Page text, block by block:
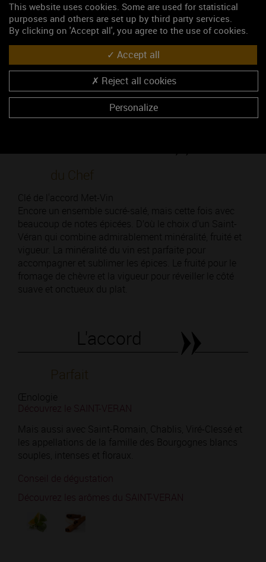
fromage de chèvre.
4
Pour accompagner ce millefeuille, quelques
gouttes de crème de vinaigre balsamique
dans une coupelle, pour « faire trempette ».
Voilà, c'est prêt !
du Chef
Clé de l'accord Met-Vin
Encore un ensemble sucré-salé, mais cette fois avec
beaucoup de notes épicées. D’où le choix d’un Saint-
Véran qui combine admirablement minéralité, fruité et
vigueur. La minéralité du vin est parfaite pour
accompagner et sublimer les épices. Le fruité pour le
fromage de chèvre et la vigueur pour réveiller le côté
suave et onctueux du plat.
L'accord
Parfait
Œnologie
Découvrez le SAINT-VERAN
Mais aussi avec Saint-Romain, Chablis, Viré-Clessé et
les appellations de la famille des Bourgognes blancs
souples, intenses et floraux.
Conseil de dégustation
Découvrez les arômes du SAINT-VERAN
This website uses cookies. Some are used for statistical
purposes and others are set up by third party services.
By clicking on 'Accept all', you agree to the use of cookies.
Accept all
Reject all cookies
Personalize